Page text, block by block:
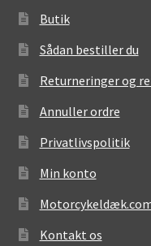
Butik
Sådan bestiller du
Returneringer og
Annuller ordre
Privatlivspolitik
Min konto
Kontakt os